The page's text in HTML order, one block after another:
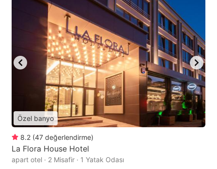
Özel banyo
8.2 (47 değerlendirme)
La Flora House Hotel
apart otel · 2 Misafir · 1 Yatak Odası